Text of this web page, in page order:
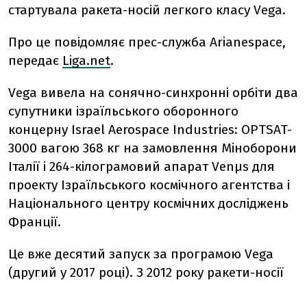
стартувала ракета-носій легкого класу Vega.
Про це повідомляє прес-служба Arianespace,
передає Liga.net.
Vega вивела на сонячно-синхронні орбіти два
супутники ізраїльського оборонного
концерну Israel Aerospace Industries: OPTSAT-
3000 вагою 368 кг на замовлення Міноборони
Італії і 264-кілограмовий апарат Venμs для
проекту Ізраїльського космічного агентства і
Національного центру космічних досліджень
Франції.
Це вже десятий запуск за програмою Vega
(другий у 2017 році). З 2012 року ракети-носії